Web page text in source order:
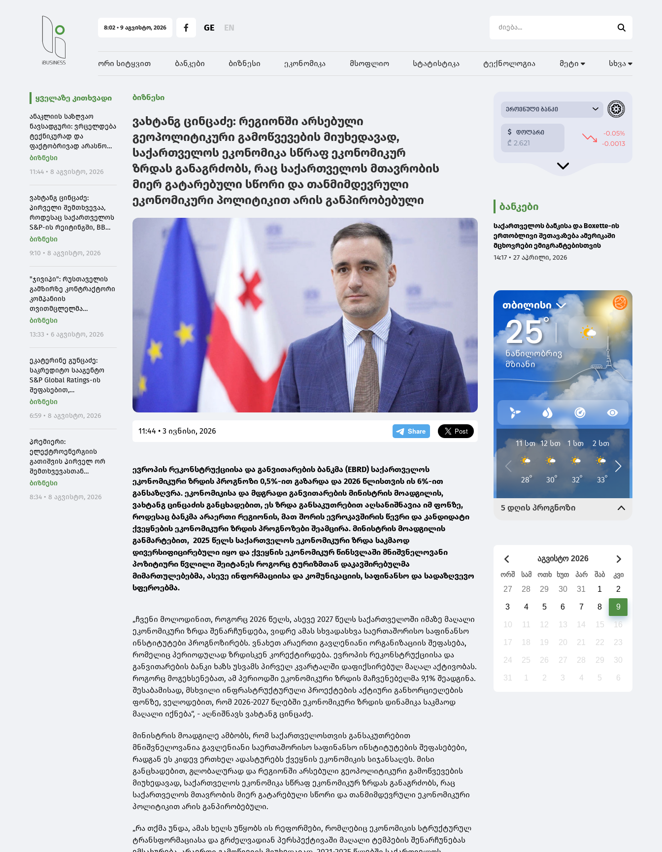
8:02 • 9 აგვისტო, 2026 GE EN
ორი სიტყვით ბანკები ბიზნესი ეკონომიკა მსოფლიო სტატისტიკა ტექნოლოგია მეტი სხვა
ყველაზე კითხვადი
ანაკლიის საზღვაო
ნავსადგური: ვრცელდება
ტექნიკურად და
ფაქტობრივად არასწორი
ინფორმაცია, თითქოს
შემცირდა - ანაკლიის
პორტის პარამეტრები არ
შემცირებულა და არც
მასშტაბი
ბიზნესი
11:44 • 8 აგვისტო, 2026
ვახტანგ ცინცაძე:
პირველი შემთხვევაა,
როდესაც საქართველოს
S&P-ის რეიტინგში, BB
დონეზე "პოზიტიური"
ეს ადასტურებს, რომ
საქართველო
საერთაშორისო
ინვესტორებისთვის
მიმზიდველ ქვეყნად
რჩება
ბიზნესი
9:10 • 8 აგვისტო, 2026
"ჯივიპი": რუსთაველის
გამზირზე კონტრაქტორი
კომპანიის
თვითმცლელმა
ავტომანქანამ ტრანშიის
იმოძრავა, რამაც
ნიადაგის ჩამოშლა და
ტექნიკის მოცურება
გამოიწვია
ბიზნესი
13:33 • 6 აგვისტო, 2026
ეკატერინე გუნცაძე:
საკრედიტო სააგენტო
S&P Global Ratings-ის
შეფასებით,
საქართველო კვლავ
ეკონომიკური ზრდის
მაღალი მაჩვენებლებისა
და ჯანსაღი ფისკალური
პოლიტიკის
შენარჩუნებას
ბიზნესი
6:59 • 8 აგვისტო, 2026
პრემიერი:
ელექტროენერგიის
გათიშვის პირველ ორ
შემთხვევასთან
დაკავშირებით სუსში
ინფორმაციას
ბიზნესი
8:34 • 8 აგვისტო, 2026
ბიზნესი
ვახტანგ ცინცაძე: რეგიონში არსებული
გეოპოლიტიკური გამოწვევების მიუხედავად,
საქართველოს ეკონომიკა სწრაფ ეკონომიკურ
ზრდას განაგრძობს, რაც საქართველოს მთავრობის
მიერ გატარებული სწორი და თანმიმდევრული
ეკონომიკური პოლიტიკით არის განპირობებული
11:44 • 3 ივნისი, 2026
ევროპის რეკონსტრუქციისა და განვითარების ბანკმა (EBRD) საქართველოს
ეკონომიკური ზრდის პროგნოზი 0,5%-ით გაზარდა და 2026 წლისთვის ის 6%-ით
განსაზღვრა. ეკონომიკისა და მდგრადი განვითარების მინისტრის მოადგილის,
ვახტანგ ცინცაძის განცხადებით, ეს ზრდა განსაკუთრებით აღსანიშნავია იმ ფონზე,
როდესაც ბანკმა არაერთი რეგიონის, მათ შორის ევროკავშირის წევრი და კანდიდატი
ქვეყნების ეკონომიკური ზრდის პროგნოზები შეამცირა. მინისტრის მოადგილის
განმარტებით, 2025 წელს საქართველოს ეკონომიკური ზრდა საკმაოდ
დივერსიფიცირებული იყო და ქვეყნის ეკონომიკურ წინსვლაში მნიშვნელოვანი
პოზიტიური წვლილი შეიტანეს როგორც ტურიზმთან დაკავშირებულმა
მიმართულებებმა, ასევე ინფორმაციისა და კომუნიკაციის, საფინანსო და სადაზღვევო
სფეროებმა.
„ჩვენი მოლოდინით, როგორც 2026 წელს, ასევე 2027 წელს საქართველოში იმაზე მაღალი
ეკონომიკური ზრდა შენარჩუნდება, ვიდრე ამას სხვადასხვა საერთაშორისო საფინანსო
ინსტიტუტები პროგნოზირებს. ვნახეთ არაერთი გავლენიანი ორგანიზაციის შეფასება,
რომელიც პერიოდულად ზრდისკენ კორექტირდება. ევროპის რეკონსტრუქციისა და
განვითარების ბანკი ხაზს უსვამს პირველ კვარტალში დაფიქსირებულ მაღალ აქტივობას.
როგორც მოგეხსენებათ, ამ პერიოდში ეკონომიკური ზრდის მაჩვენებელმა 9,1% შეადგინა.
შესაბამისად, მსხვილი ინფრასტრუქტურული პროექტების აქტიური განხორციელების
ფონზე, ველოდებით, რომ 2026-2027 წლებში ეკონომიკური ზრდის დინამიკა საკმაოდ
მაღალი იქნება“, - აღნიშნავს ვახტანგ ცინცაძე.
მინისტრის მოადგილე ამბობს, რომ საქართველოსთვის განსაკუთრებით
მნიშვნელოვანია გავლენიანი საერთაშორისო საფინანსო ინსტიტუტების შეფასებები,
რადგან ეს კიდევ ერთხელ ადასტურებს ქვეყნის ეკონომიკის სიჯანსაღეს. მისი
განცხადებით, გლობალურად და რეგიონში არსებული გეოპოლიტიკური გამოწვევების
მიუხედავად, საქართველოს ეკონომიკა სწრაფ ეკონომიკურ ზრდას განაგრძობს, რაც
საქართველოს მთავრობის მიერ გატარებული სწორი და თანმიმდევრული ეკონომიკური
პოლიტიკით არის განპირობებული.
„რა თქმა უნდა, ამას ხელს უწყობს ის რეფორმები, რომლებიც ეკონომიკის სტრუქტურულ
ტრანსფორმაციასა და გრძელვადიან პერსპექტივაში მაღალი ტემპების შენარჩუნებას
ბანკები
საქართველოს ბანკისა და Boxette-ის
ერთობლივი შეთავაზება ამერიკაში
მცხოვრები ემიგრანტებისთვის
14:17 • 27 აპრილი, 2026
აგვისტო 2026
ორშ სამ ოთხ ხუთ პარ შაბ კვი
27 28 29 30 31 1 2
3 4 5 6 7 8 9
10 11 12 13 14 15 16
17 18 19 20 21 22 23
24 25 26 27 28 29 30
31 1 2 3 4 5 6